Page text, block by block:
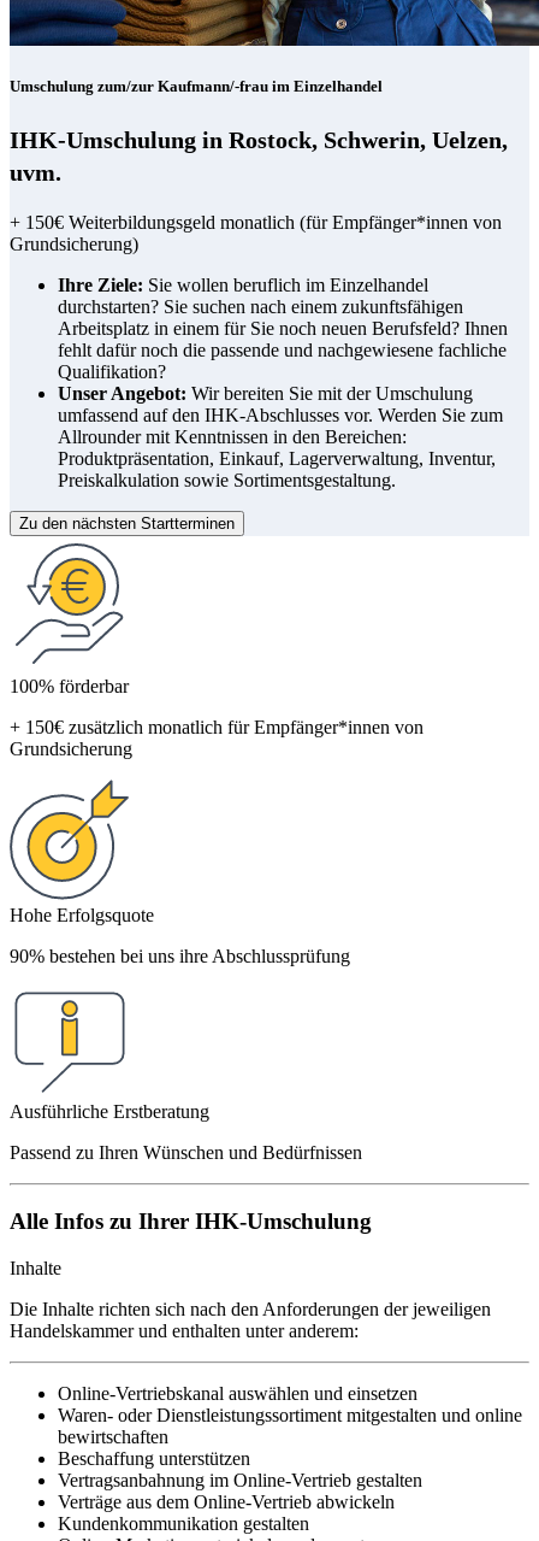
Umschulung zum/zur Kaufmann/-frau im Einzelhandel
IHK-Umschulung in Rostock, Schwerin, Uelzen,
uvm.
+ 150€ Weiterbildungsgeld monatlich (für Empfänger*innen von
Grundsicherung)
Ihre Ziele: Sie wollen beruflich im Einzelhandel
durchstarten? Sie suchen nach einem zukunftsfähigen
Arbeitsplatz in einem für Sie noch neuen Berufsfeld? Ihnen
fehlt dafür noch die passende und nachgewiesene fachliche
Qualifikation?
Unser Angebot: Wir bereiten Sie mit der Umschulung
umfassend auf den IHK-Abschlusses vor. Werden Sie zum
Allrounder mit Kenntnissen in den Bereichen:
Produktpräsentation, Einkauf, Lagerverwaltung, Inventur,
Preiskalkulation sowie Sortimentsgestaltung.
Zu den nächsten Startterminen
100% förderbar
+ 150€ zusätzlich monatlich für Empfänger*innen von
Grundsicherung
Hohe Erfolgsquote
90% bestehen bei uns ihre Abschlussprüfung
Ausführliche Erstberatung
Passend zu Ihren Wünschen und Bedürfnissen
Alle Infos zu Ihrer IHK-Umschulung
Inhalte
Die Inhalte richten sich nach den Anforderungen der jeweiligen
Handelskammer und enthalten unter anderem:
Online-Vertriebskanal auswählen und einsetzen
Waren- oder Dienstleistungssortiment mitgestalten und online
bewirtschaften
Beschaffung unterstützen
Vertragsanbahnung im Online-Vertrieb gestalten
Verträge aus dem Online-Vertrieb abwickeln
Kundenkommunikation gestalten